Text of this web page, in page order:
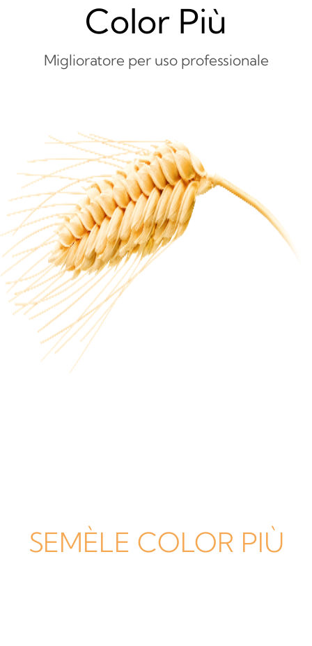
Color Più
Miglioratore per uso professionale
SEMÈLE COLOR PIÙ